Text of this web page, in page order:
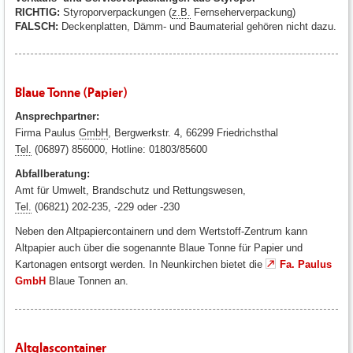
RICHTIG: Styroporverpackungen (z.B.
Fernseherverpackung)
FALSCH: Deckenplatten, Dämm- und Baumaterial gehören nicht dazu.
Blaue Tonne (Papier)
Ansprechpartner:
Firma Paulus GmbH , Bergwerkstr. 4, 66299 Friedrichsthal
Tel. (06897) 856000, Hotline: 01803/85600
Abfallberatung:
Amt für Umwelt, Brandschutz und Rettungswesen,
Tel. (06821) 202-235, -229 oder -230
Neben den Altpapiercontainern und dem Wertstoff-Zentrum kann
Altpapier auch über die sogenannte Blaue Tonne für Papier und
Kartonagen entsorgt werden. In Neunkirchen bietet die
Fa. Paulus
GmbH Blaue Tonnen an.
Altglascontainer